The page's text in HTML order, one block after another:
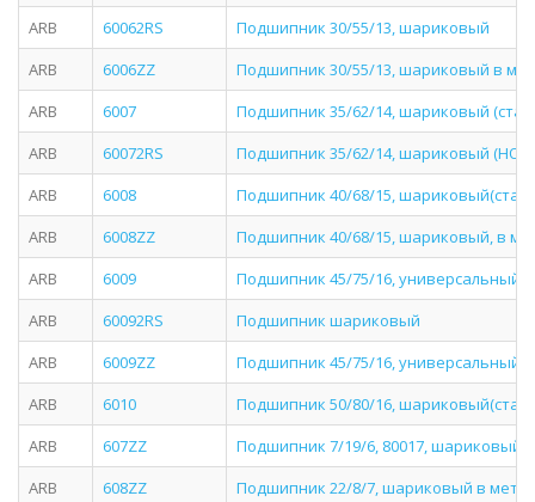
ARB
60062RS
Подшипник 30/55/13, шариковый
ARB
6006ZZ
Подшипник 30/55/13, шариковый в
ARB
6007
Подшипник 35/62/14, шариковый
ARB
60072RS
Подшипник 35/62/14, шариковый
ARB
6008
Подшипник 40/68/15,
ARB
6008ZZ
Подшипник 40/68/15, шариковый, в
ARB
6009
Подшипник 45/75/16,
ARB
60092RS
Подшипник шариковый
ARB
6009ZZ
Подшипник 45/75/16, универсальный
ARB
6010
Подшипник 50/80/16,
ARB
607ZZ
Подшипник 7/19/6, 80017, шариковый
ARB
608ZZ
Подшипник 22/8/7, шариковый в